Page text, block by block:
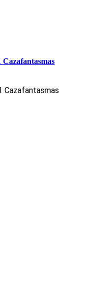
Cazafantasmas